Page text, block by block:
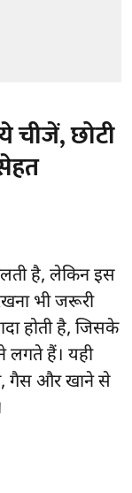
चीजें, छोटी
है, लेकिन इस
भी जरूरी
होती है, जिसके
लगते हैं। यही
गैस और खाने से